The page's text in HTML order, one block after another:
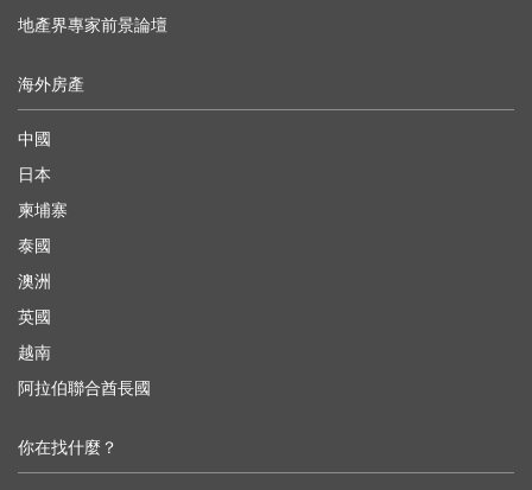
地產界專家前景論壇
海外房產
中國
日本
柬埔寨
泰國
澳洲
英國
越南
阿拉伯聯合酋長國
你在找什麼？